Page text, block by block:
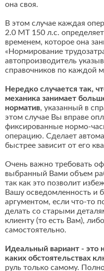
она своя.
В этом случае каждая
2.0 MT 150 л.с.
временем, которое она
«Нормирование
автопроизводитель
справочников по каждой
Нередко случается так,
механика занимает
норматив, указанный в
этом случае Вы вправе
фиксированные нормо-
операцию. Сделает
быстрее зависит от его
Очень важно требовать
выбранный Вами объем
так как это позволит
Вашу осведомленность и
аргументом, если что-то
делать со старыми
клиенту (то есть Вам),
самостоятельно.
Идеальный вариант - это
каких обстоятельствах
руль только самому.